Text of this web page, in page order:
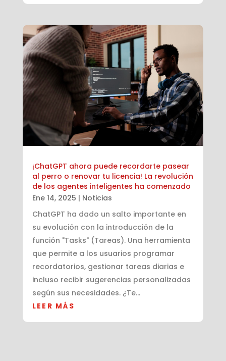
¡ChatGPT ahora puede recordarte pasear
al perro o renovar tu licencia! La revolución
de los agentes inteligentes ha comenzado
Ene 14, 2025 | Noticias
ChatGPT ha dado un salto importante en
su evolución con la introducción de la
función "Tasks" (Tareas). Una herramienta
que permite a los usuarios programar
recordatorios, gestionar tareas diarias e
incluso recibir sugerencias personalizadas
según sus necesidades. ¿Te...
LEER MÁS